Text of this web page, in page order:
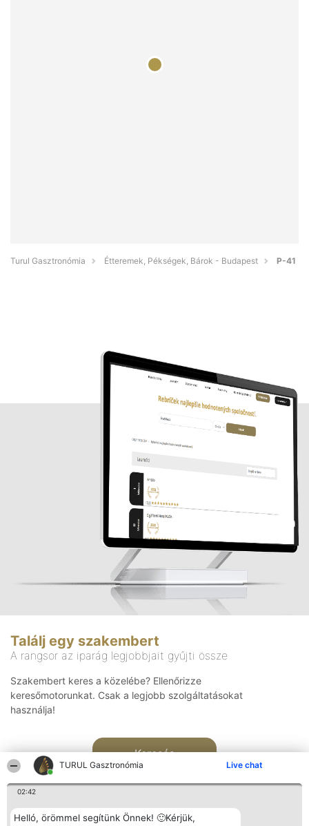
TURUL Gasztronómia Live chat
02:42
Helló, örömmel segítünk Önnek! 🙂Kérjük,
Turul Gasztronómia Étteremek, Pékségek, Bárok - Budapest P-41
Találj egy szakembert
A rangsor az iparág legjobbjait gyűjti össze
Szakembert keres a közelébe? Ellenőrizze
keresőmotorunkat. Csak a legjobb szolgáltatásokat
használja!
Keresés